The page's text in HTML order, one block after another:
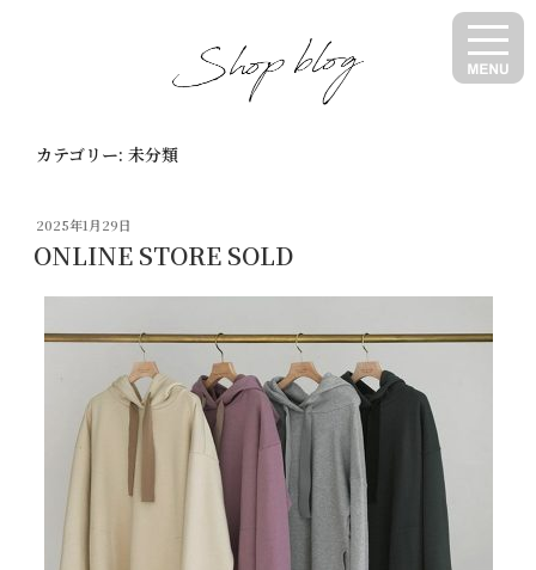
カテゴリー: 未分類
投
稿
日:
2025年1月29日
ONLINE STORE SOLD